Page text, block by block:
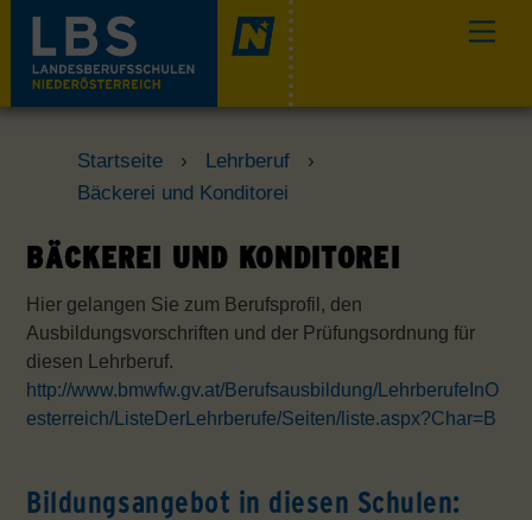
content
Startseite › Lehrberuf
›
Bäckerei und Konditorei
BÄCKEREI UND KONDITOREI
Hier gelangen Sie zum Berufsprofil, den
Ausbildungsvorschriften und der Prüfungsordnung für
diesen Lehrberuf.
http://www.bmwfw.gv.at/Berufsausbildung/LehrberufeInO
esterreich/ListeDerLehrberufe/Seiten/liste.aspx?Char=B
Bildungsangebot in diesen Schulen: